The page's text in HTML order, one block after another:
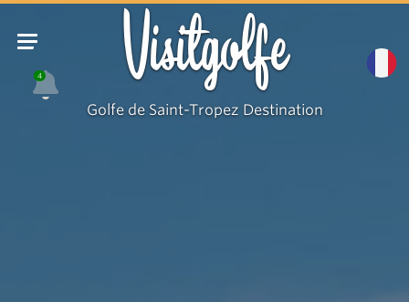
4 Visitgolfe
Golfe de Saint-Tropez Destination